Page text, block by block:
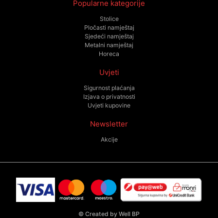
Popularne kategorije
Stolice
Pločasti namještaj
Sjedeći namještaj
Metalni namještaj
Horeca
Uvjeti
Sigurnost plaćanja
Izjava o privatnosti
Uvjeti kupovine
Newsletter
Akcije
© Created by Well BP